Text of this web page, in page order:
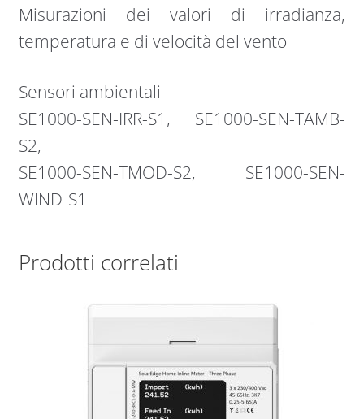
Misurazioni dei valori di irradianza,
temperatura e di velocità del vento
Sensori ambientali
SE1000-SEN-IRR-S1, SE1000-SEN-TAMB-
S2,
SE1000-SEN-TMOD-S2, SE1000-SEN-
WIND-S1
Prodotti correlati